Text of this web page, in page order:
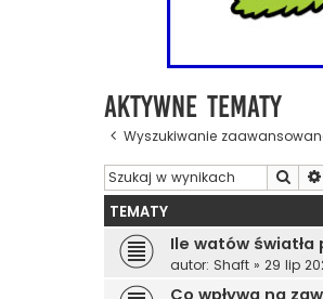
Aktywne tematy
Wyszukiwanie
Szukaj
TEMATY
Ile watów światła
autor: Shaft » 29 lip
Co wpływa na